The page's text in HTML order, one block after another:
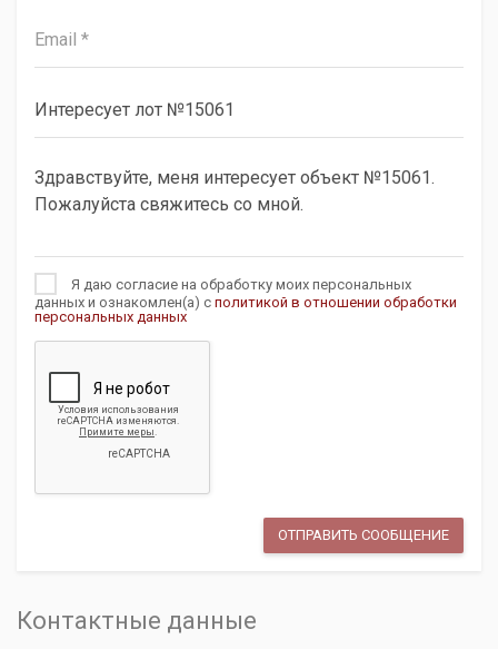
Я даю согласие на обработку моих персональных
данных и ознакомлен(а) с политикой в отношении обработки
персональных данных
Контактные данные